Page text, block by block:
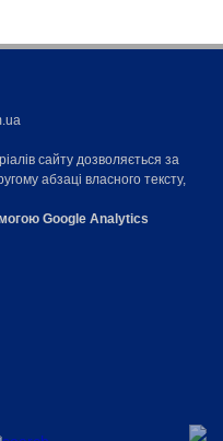
сайту дозволяється за
абзаці власного тексту,
Google Analytics